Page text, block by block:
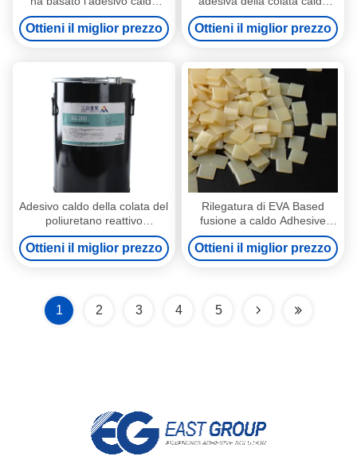
della colata per la colla del
lato della rilegatura di libro
Ottieni il miglior prezzo
reattiva di rilegatura per la
rilegatura di libro
Ottieni il miglior prezzo
Adesivo caldo della colata del
poliuretano reattivo
componente di PUR uno per
la rilegatura di libro
Ottieni il miglior prezzo
Rilegatura di EVA Based
fusione a caldo Adhesive
EVA fusione a caldo colla For
del granello
Ottieni il miglior prezzo
1 2 3 4 5